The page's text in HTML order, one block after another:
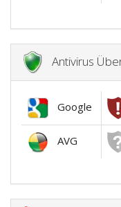
Antivirus
Google
AVG